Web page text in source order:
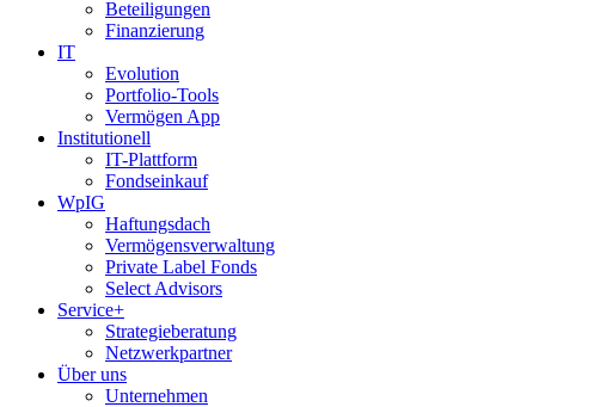
Beteiligungen
Finanzierung
IT
Evolution
Portfolio-Tools
Vermögen App
Institutionell
IT-Plattform
Fondseinkauf
WpIG
Haftungsdach
Vermögensverwaltung
Private Label Fonds
Select Advisors
Service+
Strategieberatung
Netzwerkpartner
Über uns
Unternehmen